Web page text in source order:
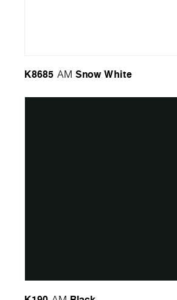
K8685 AM Snow White